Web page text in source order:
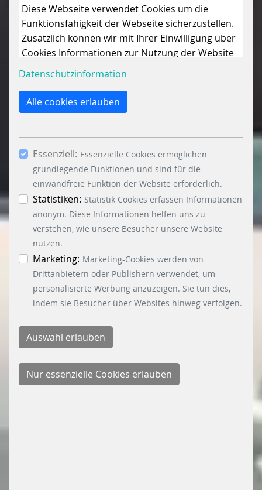
Diese Webseite verwendet Cookies um die
Funktionsfähigkeit der Webseite sicherzustellen.
Zusätzlich können wir mit Ihrer Einwilligung über
Cookies Informationen zur Nutzung der Website
sammeln, um die Webseite ständig zu
verbessern. Mit dem Klick auf den Button „Nur
essenzielle Cookies erlauben“ lehnen Sie die
Verwendung anderer als der essenziell
Häkchen bei „Statistiken“ und „Marketing“ sowie
dem Button „Auswahl erlauben“, willigen Sie in
die Verwendung weiterer Cookies ein. Über den
Button „Accept all Cookies“ werden alle
Essenzielle-, Marketing- und Statistik-Cookies
akzeptiert. In der Datenschutzinformation
können Sie zu den einzelnen Cookies
differenzierte Informationen erhalten. Sie können
Ihre Einwilligung jederzeit widerrufen, indem Sie
auf den Button "Cookie Einstellungen" unten links
klicken.
Datenschutzinformation
Alle cookies erlauben
Essenziell: Essenzielle Cookies ermöglichen
grundlegende Funktionen und sind für die
einwandfreie Funktion der Website erforderlich.
Statistiken: Statistik Cookies erfassen Informationen
anonym. Diese Informationen helfen uns zu
verstehen, wie unsere Besucher unsere Website
nutzen.
Marketing: Marketing-Cookies werden von
Drittanbietern oder Publishern verwendet, um
personalisierte Werbung anzuzeigen. Sie tun dies,
indem sie Besucher über Websites hinweg verfolgen.